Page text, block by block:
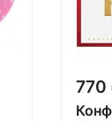
770